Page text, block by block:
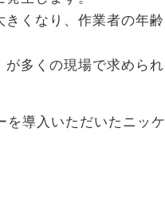
くなり、作業者の年齢
多くの現場で求められ
を導入いただいたニッケ